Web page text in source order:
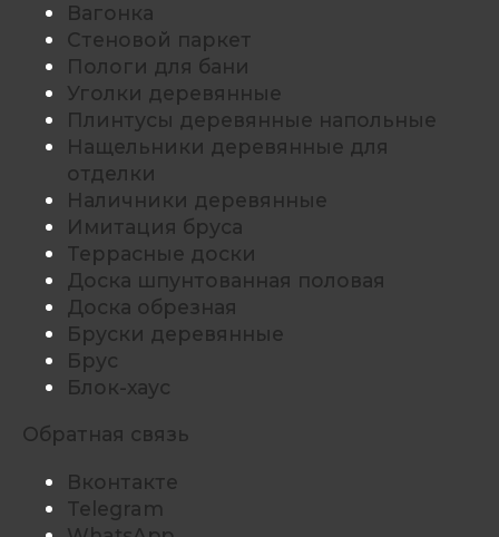
Вагонка
Стеновой паркет
Пологи для бани
Уголки деревянные
Плинтусы деревянные напольные
Нащельники деревянные для
отделки
Наличники деревянные
Имитация бруса
Террасные доски
Доска шпунтованная половая
Доска обрезная
Бруски деревянные
Брус
Блок-хаус
Обратная связь
Вконтакте
Telegram